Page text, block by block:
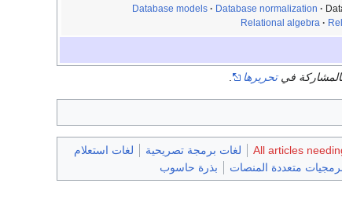
Database models Database normalization
Relational algebra
فيتحريرها
All articles لغات برمجة تصريحية
لغات استعلام
متعددة المنصات بذرة حاسوب